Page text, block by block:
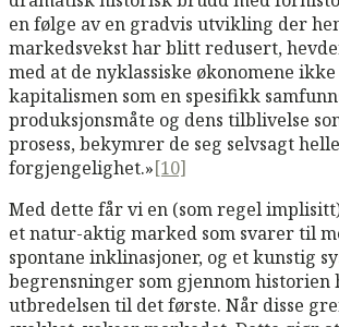
en følge av en gradvis utvikling der
markedsvekst har blitt redusert,
med at de nyklassiske økonomene
kapitalismen som en spesifikk
produksjonsmåte og dens tilblivelse
prosess, bekymrer de seg selvsagt
forgjengelighet.»[10]
Med dette får vi en (som regel
et natur-aktig marked som svarer til
spontane inklinasjoner, og et kunstig
begrensninger som gjennom historien
utbredelsen til det første. Når disse